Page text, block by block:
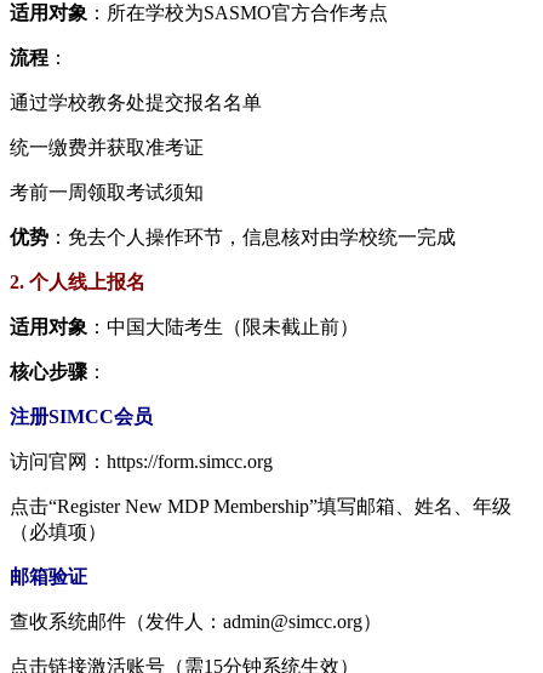
​适用对象​ ​：所在学校为SASMO官方合作考点
​流程​ ​：
通过学校教务处提交报名名单
统一缴费并获取准考证
考前一周领取考试须知
​优势​ ​：免去个人操作环节，信息核对由学校统一完成
​2. 个人线上报名​
​适用对象​ ​：中国大陆考生（限未截止前）
​核心步骤​ ​：
注册SIMCC会员​
访问官网： https://form.simcc.org
点击“Register New MDP Membership”填写邮箱、姓名、年级
（必填项）
​邮箱验证​
查收系统邮件（发件人：admin@simcc.org）
点击链接激活账号（需15分钟系统生效）